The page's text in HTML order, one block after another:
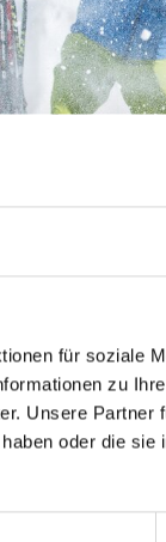
für soziale
zu
Unsere Partner
oder die sie